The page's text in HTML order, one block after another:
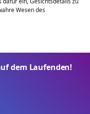
Wesen des
dem Laufenden!